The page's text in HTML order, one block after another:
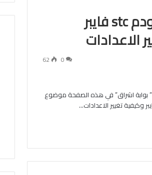
اعدادات مودم stc فايبر
الاعدادات
0
62
بوابة اشراق” في هذه الصفحة موضوع